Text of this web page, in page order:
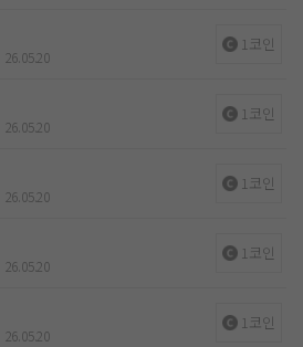
26.05.20
1코인
26.05.20
1코인
26.05.20
1코인
26.05.20
1코인
26.05.20
1코인